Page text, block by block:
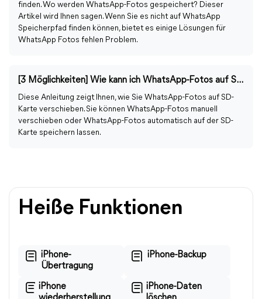
finden. Wo werden WhatsApp-Fotos gespeichert? Dieser
Artikel wird Ihnen sagen. Wenn Sie es nicht auf WhatsApp
Speicherpfad finden können, bietet es einige Lösungen für
WhatsApp Fotos fehlen Problem.
[3 Möglichkeiten] Wie kann ich WhatsApp-Fotos auf SD-Karte verschieben?
Diese Anleitung zeigt Ihnen, wie Sie WhatsApp-Fotos auf SD-
Karte verschieben. Sie können WhatsApp-Fotos manuell
verschieben oder WhatsApp-Fotos automatisch auf der SD-
Karte speichern lassen.
Heiße Funktionen
iPhone-
Übertragung
iPhone-Backup
iPhone
iPhone-Daten